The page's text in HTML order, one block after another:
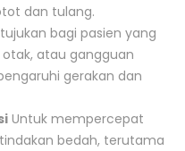
dan tulang.
bagi pasien yang
atau gangguan
gerakan dan
Untuk mempercepat
bedah, terutama